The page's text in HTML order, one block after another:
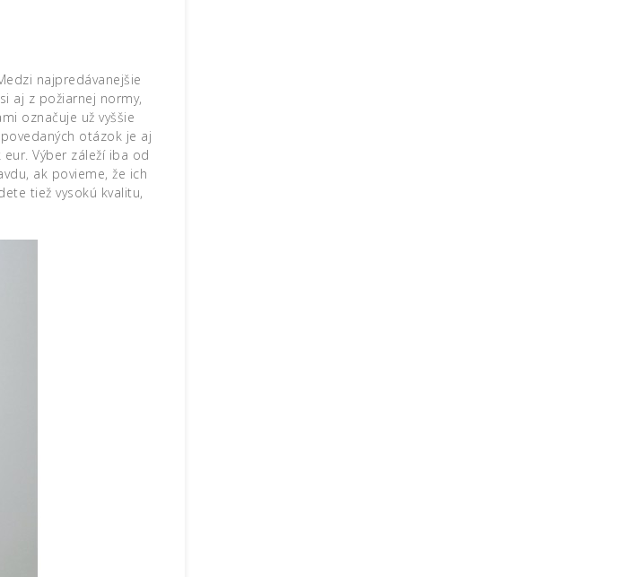
najpredávanejšie
aj z požiarnej normy,
označuje už vyššie
otázok je aj
Výber záleží iba od
ak povieme, že ich
tiež vysokú kvalitu,